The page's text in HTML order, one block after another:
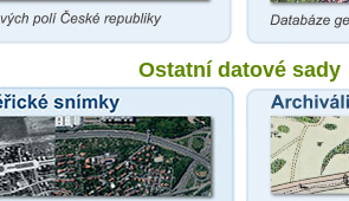
Ostatní datové sady